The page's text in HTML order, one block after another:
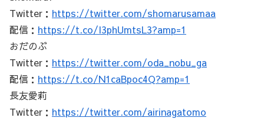
Twitter： https://twitter.com/shomarusamaa
配信： https://t.co/I3phUmtsL3?amp=1
おだのぶ
Twitter： https://twitter.com/oda_nobu_ga
配信： https://t.co/N1caBpoc4Q?amp=1
長友愛莉
Twitter： https://twitter.com/airinagatomo